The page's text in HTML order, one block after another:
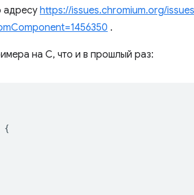
адресу https://issues.chromium.org/
.
на C, что и в прошлый раз:
{